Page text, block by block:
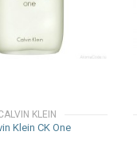
KLEIN
Klein CK One